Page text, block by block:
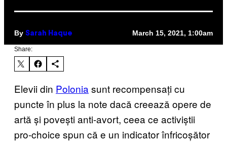
By Sarah Haque March 15, 2021, 1:00am
Share:
Elevii din Polonia sunt recompensați cu
puncte în plus la note dacă creează opere de
artă și povești anti-avort, ceea ce activiștii
pro-choice spun că e un indicator înfricoșător